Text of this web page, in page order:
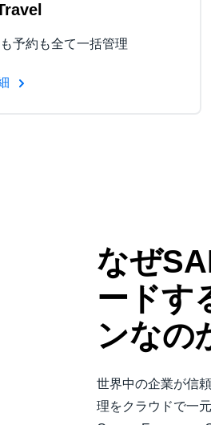
予約も全て一括管理
なぜ
ードす
ンなの
世界中の企業が信
理をクラウドで一